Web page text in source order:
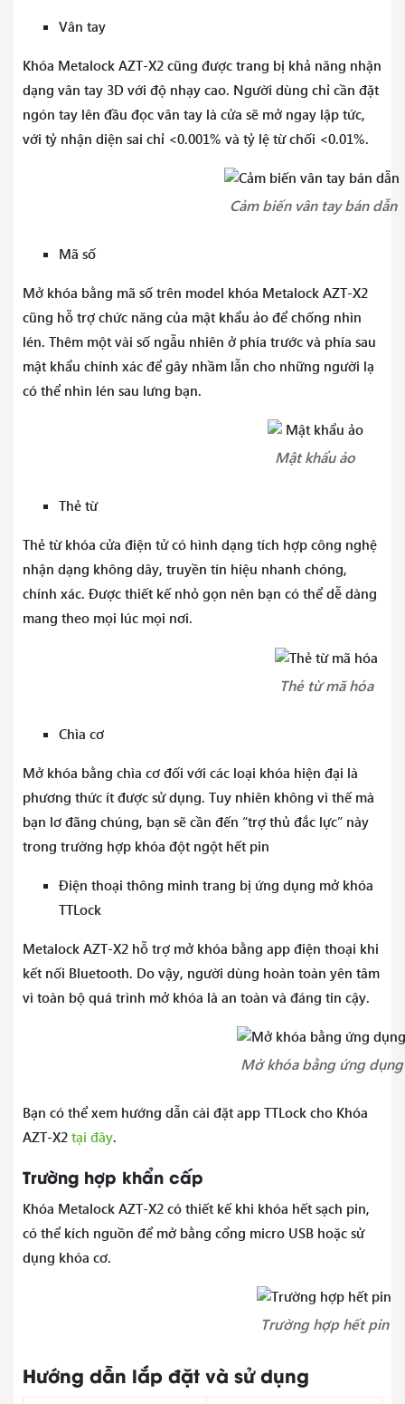
Vân tay
Khóa Metalock AZT-X2 cũng được trang bị khả năng nhận
dạng vân tay 3D với độ nhạy cao. Người dùng chỉ cần đặt
ngón tay lên đầu đọc vân tay là cửa sẽ mở ngay lập tức,
với tỷ nhận diện sai chỉ <0.001% và tỷ lệ từ chối <0.01%.
Cảm biến vân tay bán dẫn
Mã số
Mở khóa bằng mã số trên model khóa Metalock AZT-X2
cũng hỗ trợ chức năng của mật khẩu ảo để chống nhìn
lén. Thêm một vài số ngẫu nhiên ở phía trước và phía sau
mật khẩu chính xác để gây nhầm lẫn cho những người lạ
có thể nhìn lén sau lưng bạn.
Mật khẩu ảo
Thẻ từ
Thẻ từ khóa cửa điện tử có hình dạng tích hợp công nghệ
nhận dạng không dây, truyền tín hiệu nhanh chóng,
chính xác. Được thiết kế nhỏ gọn nên bạn có thể dễ dàng
mang theo mọi lúc mọi nơi.
Thẻ từ mã hóa
Chìa cơ
Mở khóa bằng chìa cơ đối với các loại khóa hiện đại là
phương thức ít được sử dụng. Tuy nhiên không vì thế mà
bạn lơ đãng chúng, bạn sẽ cần đến “trợ thủ đắc lực” này
trong trường hợp khóa đột ngột hết pin
Điện thoại thông minh trang bị ứng dụng mở khóa
TTLock
Metalock AZT-X2 hỗ trợ mở khóa bằng app điện thoại khi
kết nối Bluetooth. Do vậy, người dùng hoàn toàn yên tâm
vì toàn bộ quá trình mở khóa là an toàn và đáng tin cậy.
Mở khóa bằng ứng dụng
Bạn có thể xem hướng dẫn cài đặt app TTLock cho Khóa
AZT-X2 tại đây.
Trường hợp khẩn cấp
Khóa Metalock AZT-X2 có thiết kế khi khóa hết sạch pin,
có thể kích nguồn để mở bằng cổng micro USB hoặc sử
dụng khóa cơ.
Trường hợp hết pin
Hướng dẫn lắp đặt và sử dụng